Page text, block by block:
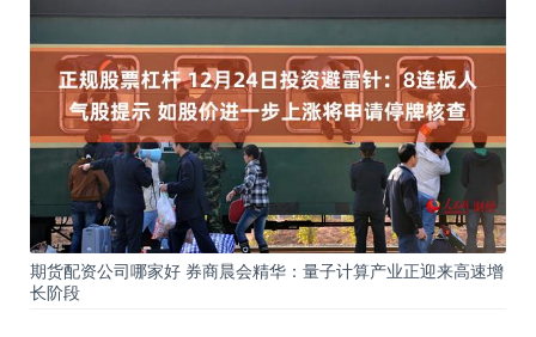
期货配资公司哪家好 券商晨会精华：量子计算产业正迎来高速增
长阶段